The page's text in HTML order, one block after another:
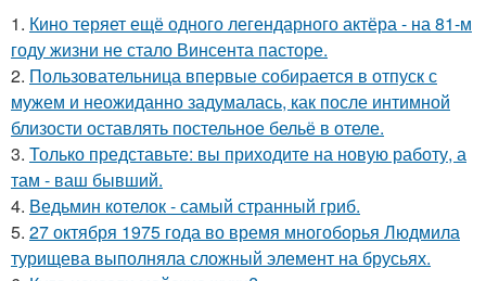
1. Кино теряет ещё одного легендарного актёра - на 81-м
году жизни не стало Винсента пасторе.
2. Пользовательница впервые собирается в отпуск с
мужем и неожиданно задумалась, как после интимной
близости оставлять постельное бельё в отеле.
3. Только представьте: вы приходите на новую работу, а
там - ваш бывший.
4. Ведьмин котелок - самый странный гриб.
5. 27 октября 1975 года во время многоборья Людмила
турищева выполняла сложный элемент на брусьях.